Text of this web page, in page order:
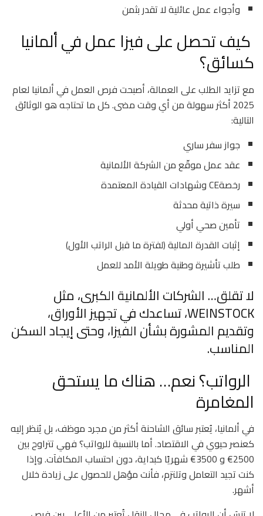
وأجواء عمل عائلية لا تقدر بثمن
كيف تحصل على فيزا عمل في ألمانيا
كسائق؟
مع تزايد الطلب على العمالة، أصبحت فرص العمل في ألمانيا لعام
2025 أكثر سهولة من أي وقت مضى. كل ما تحتاجه هو الوثائق
التالية:
جواز سفر ساري
عقد عمل موقّع من الشركة الألمانية
رخصةCE وشهادات القيادة المعتمدة
سيرة ذاتية محدثة
تأمين صحي أولي
إثبات القدرة المالية (لفترة ما قبل الراتب الأول)
طلب تأشيرة وطنية طويلة الأمد للعمل
لا تقلق… الشركات الألمانية الكبرى، مثل
WEINSTOCK، تساعدك في تجهيز الأوراق،
وتقديم المشورة بشأن الفيزا، وحتى إيجاد السكن
المناسب.
الرواتب؟ نعم… هناك ما يستحق
المغامرة
في ألمانيا، يُعتبر سائق الشاحنة أكثر من مجرد موظف، بل يُنظر إليه
كعنصر حيوي في الاقتصاد. أما بالنسبة للرواتب؟ فهي تتراوح بين
2500€ و 3500€ شهريًا كبداية، دون احتساب المكافآت. وإذا
كنت تجيد التعامل وتلتزم، فأنت مؤهل للحصول على زيادة خلال
أشهر.